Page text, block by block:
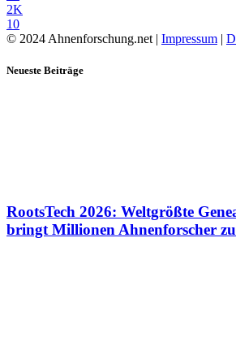
2K
10
© 2024 Ahnenforschung.net | Impressum |
Neueste Beiträge
RootsTech 2026: Weltgrößte
bringt Millionen Ahnenforscher